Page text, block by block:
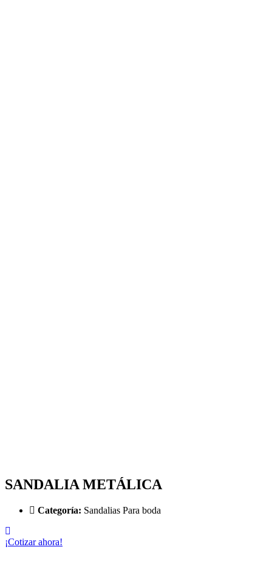
SANDALIA METÁLICA​
Categoría: Sandalias Para boda
¡Cotizar ahora!